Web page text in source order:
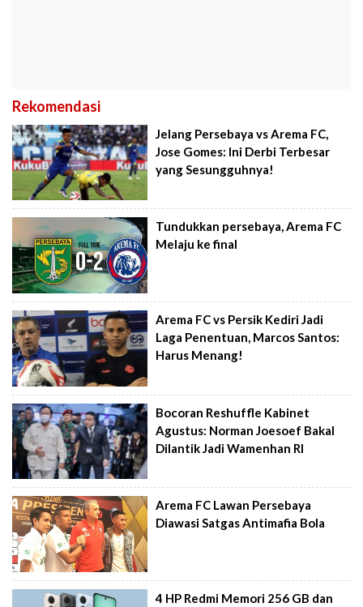
Rekomendasi
Jelang Persebaya vs Arema FC,
Jose Gomes: Ini Derbi Terbesar
yang Sesungguhnya!
Tundukkan persebaya, Arema FC
Melaju ke final
Arema FC vs Persik Kediri Jadi
Laga Penentuan, Marcos Santos:
Harus Menang!
Bocoran Reshuffle Kabinet
Agustus: Norman Joesoef Bakal
Dilantik Jadi Wamenhan RI
Arema FC Lawan Persebaya
Diawasi Satgas Antimafia Bola
4 HP Redmi Memori 256 GB dan